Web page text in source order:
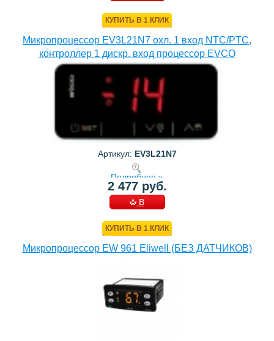
КУПИТЬ В 1 КЛИК
Микропроцессор EV3L21N7 охл. 1 вход NTC/PTC,
контроллер 1 дискр. вход процессор EVCO
Артикул: EV3L21N7
Подробнее »
2 477 руб.
В
КУПИТЬ В 1 КЛИК
Микропроцессор EW 961 Eliwell (БЕЗ ДАТЧИКОВ)